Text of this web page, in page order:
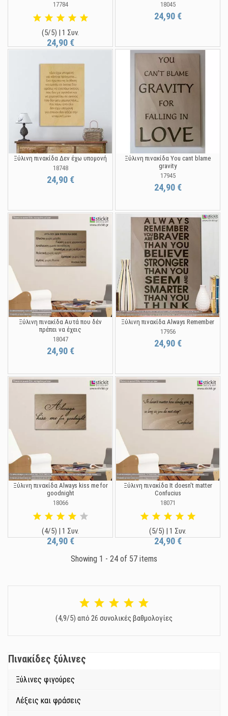
17784
(5/5) | 1 Συν.
24,90 €
18045
24,90 €
Ξύλινη πινακίδα Δεν έχω υπομονή
18748
24,90 €
Ξύλινη πινακίδα You cant blame
gravity
17945
24,90 €
Ξύλινη πινακίδα Αυτά που δέν
πρέπει να έχεις
18047
24,90 €
Ξύλινη πινακίδα Always Remember
17956
24,90 €
Ξύλινη πινακίδα Always kiss me for
goodnight
18066
(4/5) | 1 Συν.
24,90 €
Ξύλινη πινακίδα It doesn't matter
Confucius
18071
(5/5) | 1 Συν.
24,90 €
Showing 1 - 24 of 57 items
(4,9/5) από 26 συνολικές βαθμολογίες
Πινακίδες ξύλινες
Ξύλινες φιγούρες
Λέξεις και φράσεις